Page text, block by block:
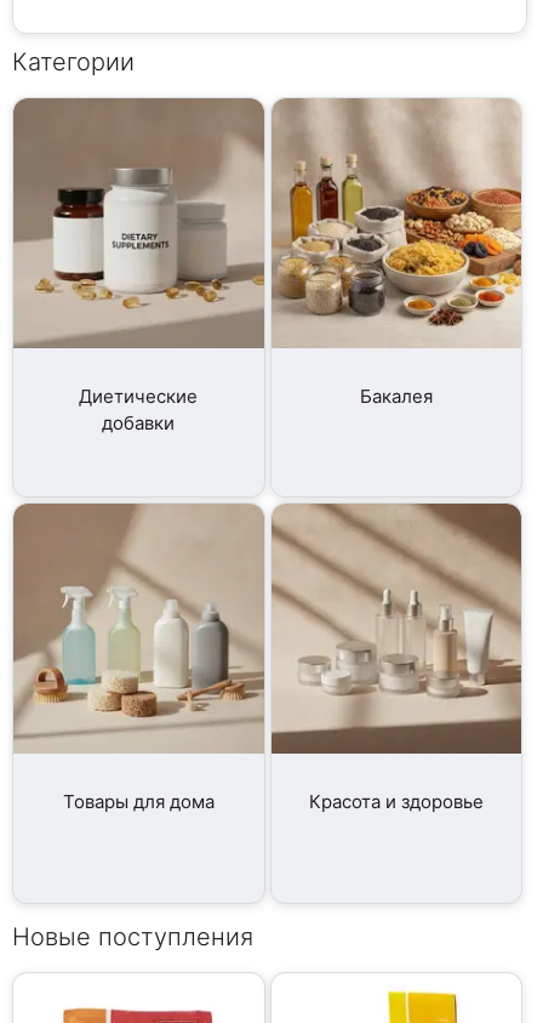
Категории
Диетические
добавки
Бакалея
Товары для дома Красота и здоровье
Новые поступления